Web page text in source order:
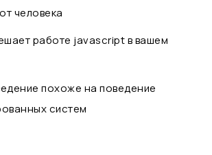
человека
работе javascript в вашем
похоже на поведение
систем